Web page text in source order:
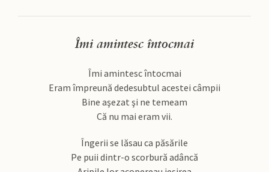
Îmi amintesc întocmai
Îmi amintesc întocmai
Eram împreună dedesubtul acestei câmpii
Bine aşezat şi ne temeam
Că nu mai eram vii.
Îngerii se lăsau ca păsările
Pe puii dintr-o scorbură adâncă